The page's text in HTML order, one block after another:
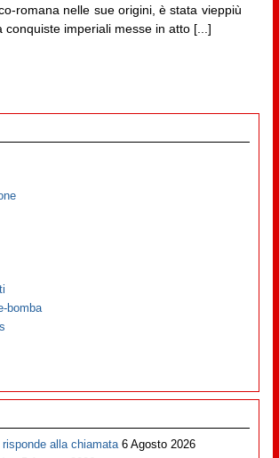
romana nelle sue origini, è stata vieppiù
conquiste imperiali messe in atto [...]
bomba
alla chiamata 6 Agosto 2026